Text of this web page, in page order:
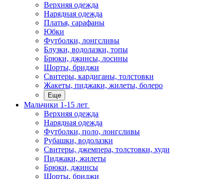
Верхняя одежда
Нарядная одежда
Платья, сарафаны
Юбки
Футболки, лонгсливы
Блузки, водолазки, топы
Брюки, джинсы, лосины
Шорты, бриджи
Свитеры, кардиганы, толстовки
Жакеты, пиджаки, жилеты, болеро
Еще
Мальчики 1-15 лет
Верхняя одежда
Нарядная одежда
Футболки, поло, лонгсливы
Рубашки, водолазки
Свитеры, джемпера, толстовки, худи
Пиджаки, жилеты
Брюки, джинсы
Шорты, бриджи